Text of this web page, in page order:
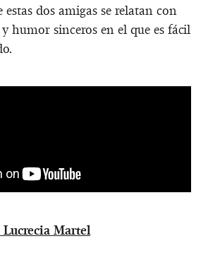
estas dos amigas se relatan con
humor sinceros en el que es fácil
Martel